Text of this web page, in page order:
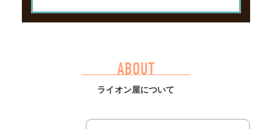
ABOUT
ライオン屋について